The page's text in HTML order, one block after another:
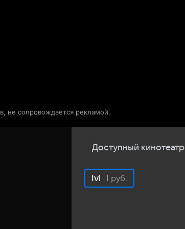
не сопровождается рекламой.
Доступный кинотеатр
Ivi 1 руб.